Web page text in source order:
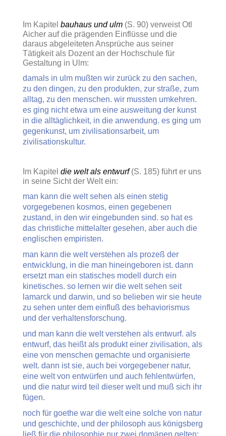
Im Kapitel bauhaus und ulm (S. 90) verweist Otl
Aicher auf die prägenden Einflüsse und die
daraus abgeleiteten Ansprüche aus seiner
Tätigkeit als Dozent an der Hochschule für
Gestaltung in Ulm:
damals in ulm mußten wir zurück zu den sachen,
zu den dingen, zu den produkten, zur straße, zum
alltag, zu den menschen. wir mussten umkehren.
es ging nicht etwa um eine ausweitung der kunst
in die alltäglichkeit, in die anwendung. es ging um
gegenkunst, um zivilisationsarbeit, um
zivilisationskultur.
Im Kapitel die welt als entwurf(S. 185) führt er uns
in seine Sicht der Welt ein:
man kann die welt sehen als einen stetig
vorgegebenen kosmos, einen gegebenen
zustand, in den wir eingebunden sind. so hat es
das christliche mittelalter gesehen, aber auch die
englischen empiristen.
man kann die welt verstehen als prozeß der
entwicklung, in die man hineingeboren ist. dann
ersetzt man ein statisches modell durch ein
kinetisches. so lernen wir die welt sehen seit
lamarck und darwin, und so belieben wir sie heute
zu sehen unter dem einfluß des behaviorismus
und der verhaltensforschung.
und man kann die welt verstehen als entwurf. als
entwurf, das heißt als produkt einer zivilisation, als
eine von menschen gemachte und organisierte
welt. dann ist sie, auch bei vorgegebener natur,
eine welt von entwürfen und auch fehlentwürfen,
und die natur wird teil dieser welt und muß sich ihr
fügen.
noch für goethe war die welt eine solche von natur
und geschichte, und der philosoph aus königsberg
ließ für die philosophie nur zwei domänen gelten: